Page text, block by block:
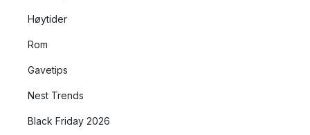
Høytider
Rom
Gavetips
Nest Trends
Black Friday 2026